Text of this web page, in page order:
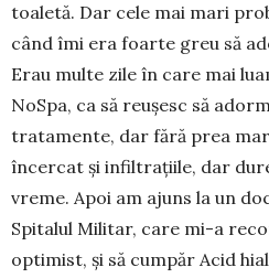
toaletă. Dar cele mai mari
când îmi era foarte greu să
Erau multe zile în care mai
NoSpa, ca să reușesc să
tratamente, dar fără prea
încercat și infil­trațiile, dar
vreme. Apoi am ajuns la un
Spi­talul Militar, care mi-a
optimist, și să cum­păr Acid